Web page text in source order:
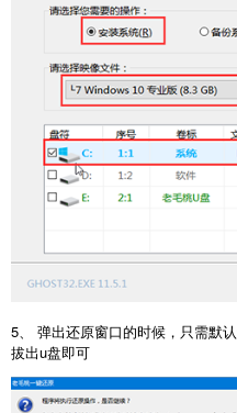
5、 弹出还原窗口的时候，只需默
拔出u盘即可